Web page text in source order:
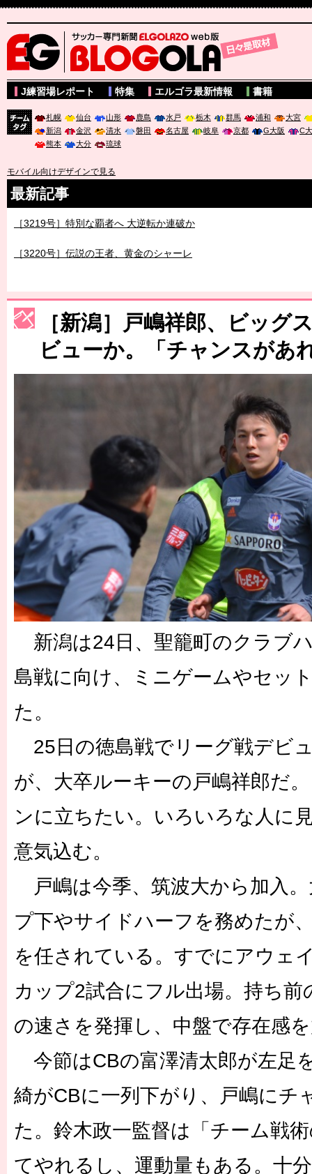
サッカー専門新聞ELGOLAZO web版 BLOGOLA
J練習場レポート 特集 エルゴラ最新情報 書籍
札幌 仙台 山形 鹿島 水戸 栃木 群馬 浦和
大宮
新潟
金沢 清水 磐田 名古屋 岐阜 京都 G大阪
C
熊本
大分 琉球
モバイル向けデザインで見る
最新記事
［3230号］世界一への夢は終わらない
［3223号］一丸。日本出陣
［新潟］戸嶋祥郎、ビッグ
ビューか。「チャンスがあ
新潟は24日、聖籠町のクラブ
島戦に向け、ミニゲームやセッ
た。
25日の徳島戦でリーグ戦デビ
が、大卒ルーキーの戸嶋祥郎だ
ンに立ちたい。いろいろな人に
意気込む。
戸嶋は今季、筑波大から加入
プ下やサイドハーフを務めたが
を任されている。すでにアウェ
カップ2試合にフル出場。持ち前
の速さを発揮し、中盤で存在感
今節はCBの富澤清太郎が左足
綺がCBに一列下がり、戸嶋にチ
た。鈴木政一監督は「チーム戦
てやれるし、運動量もある。十